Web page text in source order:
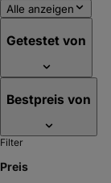
Alle anzeigen
Getestet von
Bestpreis von
Filter
Preis